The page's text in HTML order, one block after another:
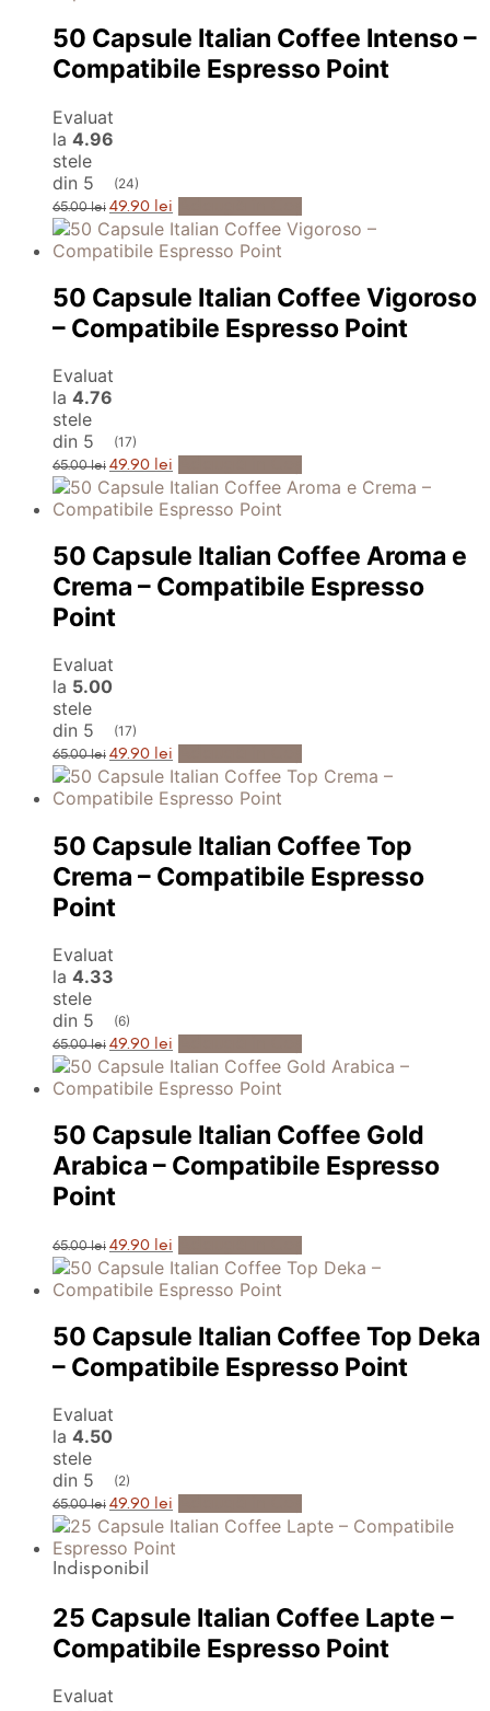
50 Capsule Italian Coffee Intenso –
Compatibile Espresso Point
Evaluat
la 4.96
stele
din 5
(24)
65.00lei Prețul
inițial
a
fost:
49.90 lei Prețul
curent
este:
49.90 lei.
50 Capsule Italian Coffee Vigoroso
– Compatibile Espresso Point
Evaluat
la 4.76
stele
din 5
(17)
65.00lei Prețul
inițial
a
fost:
49.90 lei Prețul
curent
este:
49.90 lei.
50 Capsule Italian Coffee Aroma e
Crema – Compatibile Espresso
Point
Evaluat
la 5.00
stele
din 5
(17)
65.00lei Prețul
inițial
a
fost:
49.90 lei Prețul
curent
este:
49.90 lei.
50 Capsule Italian Coffee Top
Crema – Compatibile Espresso
Point
Evaluat
la 4.33
stele
din 5
(6)
65.00lei Prețul
inițial
a
fost:
49.90 lei Prețul
curent
este:
49.90 lei.
50 Capsule Italian Coffee Gold
Arabica – Compatibile Espresso
Point
65.00lei Prețul
inițial
a
fost:
49.90 lei Prețul
curent
este:
49.90 lei.
50 Capsule Italian Coffee Top Deka
– Compatibile Espresso Point
Evaluat
la 4.50
stele
din 5
(2)
65.00lei Prețul
inițial
a
fost:
65.00 lei.
49.90 lei Prețul
curent
este:
49.90 lei.
Indisponibil
25 Capsule Italian Coffee Lapte –
Compatibile Espresso Point
Evaluat